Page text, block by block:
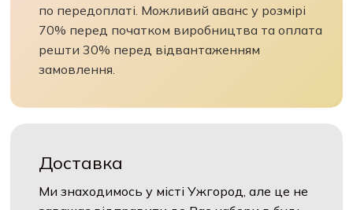
по передоплаті. Можливий аванс у розмірі
70% перед початком виробництва та оплата
решти 30% перед відвантаженням
замовлення.
Доставка
Ми знаходимось у місті Ужгород, але це не